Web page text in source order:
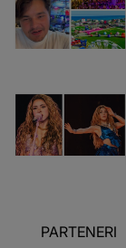
PARTENERI